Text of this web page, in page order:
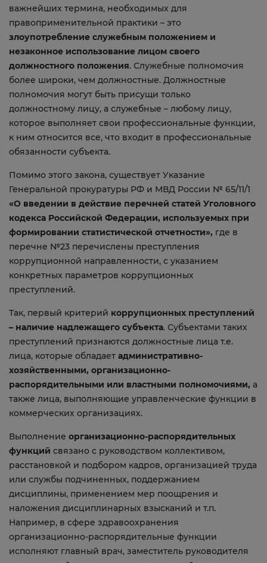
важнейших термина, необходимых для
правоприменительной практики – это
злоупотребление служебным положением и
незаконное использование лицом своего
должностного положения. Служебные полномочия
более широки, чем должностные. Должностные
полномочия могут быть присущи только
должностному лицу, а служебные – любому лицу,
которое выполняет свои профессиональные функции,
к ним относится все, что входит в профессиональные
обязанности субъекта.
Помимо этого закона, существует Указание
Генеральной прокуратуры РФ и МВД России № 65/11/1
«О введении в действие перечней статей Уголовного
кодекса Российской Федерации, используемых при
формировании статистической отчетности», где в
перечне №23 перечислены преступления
коррупционной направленности, с указанием
конкретных параметров коррупционных
преступлений.
Так, первый критерий коррупционных преступлений
– наличие надлежащего субъекта. Субъектами таких
преступлений признаются должностные лица т.е.
лица, которые обладает административно-
хозяйственными, организационно-
распорядительными или властными полномочиями, а
также лица, выполняющие управленческие функции в
коммерческих организациях.
Выполнение организационно-распорядительных
функций связано с руководством коллективом,
расстановкой и подбором кадров, организацией труда
или службы подчиненных, поддержанием
дисциплины, применением мер поощрения и
наложения дисциплинарных взысканий и т.п.
Например, в сфере здравоохранения
организационно-распорядительные функции
исполняют главный врач, заместитель руководителя